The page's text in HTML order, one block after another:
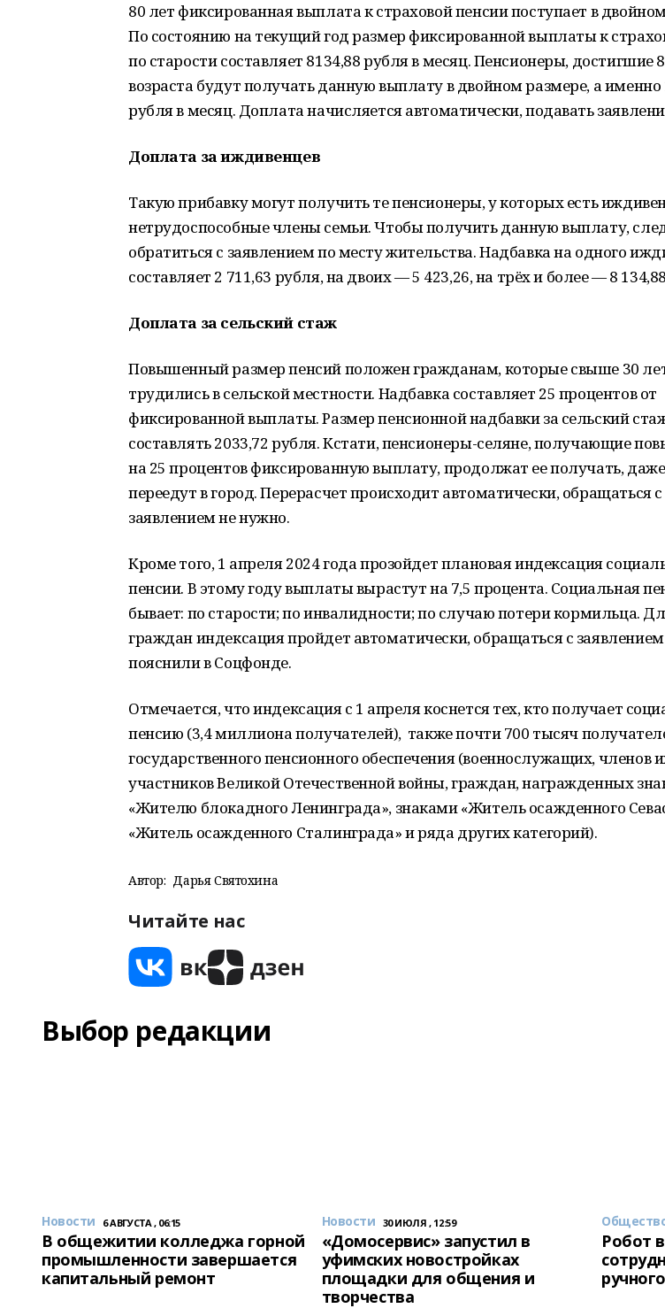
80 лет фиксированная выплата к страховой пенсии поступает в
По состоянию на текущий год размер фиксированной выплаты к
по старости составляет 8134,88 рубля в месяц. Пенсионеры, достигшие
возраста будут получать данную выплату в двойном размере, а именно
рубля в месяц. Доплата начисляется автоматически, подавать
Доплата за иждивенцев
Такую прибавку могут получить те пенсионеры, у которых есть
нетрудоспособные члены семьи. Чтобы получить данную выплату,
обратиться с заявлением по месту жительства. Надбавка на одного
составляет 2 711,63 рубля, на двоих — 5 423,26, на трёх и более — 8
Доплата за сельский стаж
Повышенный размер пенсий положен гражданам, которые свыше 30
трудились в сельской местности. Надбавка составляет 25 процентов от
фиксированной выплаты. Размер пенсионной надбавки за сельский
составлять 2033,72 рубля. Кстати, пенсионеры-селяне, получающие
на 25 процентов фиксированную выплату, продолжат ее получать,
переедут в город. Перерасчет происходит автоматически, обращаться с
заявлением не нужно.
Кроме того, 1 апреля 2024 года прозойдет плановая индексация
пенсии. В этому году выплаты вырастут на 7,5 процента. Социальная
бывает: по старости; по инвалидности; по случаю потери кормильца.
граждан индексация пройдет автоматически, обращаться с
пояснили в Соцфонде.
Отмечается, что индексация с 1 апреля коснется тех, кто получает
пенсию (3,4 миллиона получателей), также почти 700 тысяч
государственного пенсионного обеспечения (военнослужащих, членов
участников Великой Отечественной войны, граждан, награжденных
«Жителю блокадного Ленинграда», знаками «Житель осажденного
«Житель осажденного Сталинграда» и ряда других категорий).
Автор: Дарья Святохина
Читайте нас
Выбор редакции
Новости 6 АВГУСТА , 06:15
В общежитии колледжа горной
промышленности завершается
капитальный ремонт
Новости 30 ИЮЛЯ , 12:59
«Домосервис» запустил в
уфимских новостройках
площадки для общения и
творчества
Робот